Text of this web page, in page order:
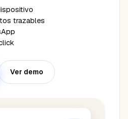
trazables
Ver demo